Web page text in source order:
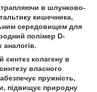
в шлунково-
кишечника,
середовищем для
полімер D-
синтез колагену в
власного
пружність,
підвищує природну